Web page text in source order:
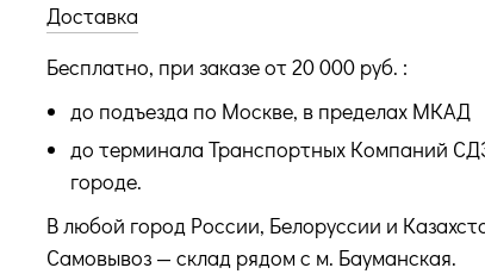
Доставка
Бесплатно, при заказе от 20 000 руб. :
до подъезда по Москве, в пределах МКАД
до терминала Транспортных Компаний
городе.
В любой город России, Белоруссии и
Самовывоз — склад рядом с м. Бауманская.